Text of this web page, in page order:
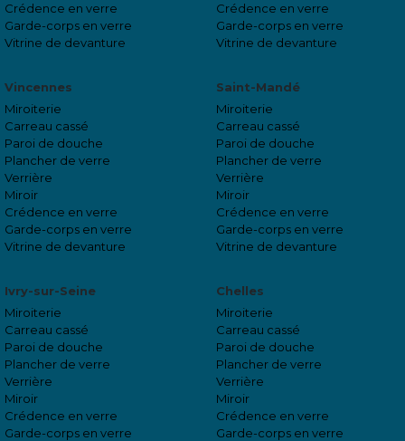
Crédence en verre
Garde-corps en verre
Vitrine de devanture
Crédence en verre
Garde-corps en verre
Vitrine de devanture
Vincennes
Miroiterie
Carreau cassé
Paroi de douche
Plancher de verre
Verrière
Miroir
Crédence en verre
Garde-corps en verre
Vitrine de devanture
Saint-Mandé
Miroiterie
Carreau cassé
Paroi de douche
Plancher de verre
Verrière
Miroir
Crédence en verre
Garde-corps en verre
Vitrine de devanture
Ivry-sur-Seine
Miroiterie
Carreau cassé
Paroi de douche
Plancher de verre
Verrière
Miroir
Crédence en verre
Garde-corps en verre
Chelles
Miroiterie
Carreau cassé
Paroi de douche
Plancher de verre
Verrière
Miroir
Crédence en verre
Garde-corps en verre